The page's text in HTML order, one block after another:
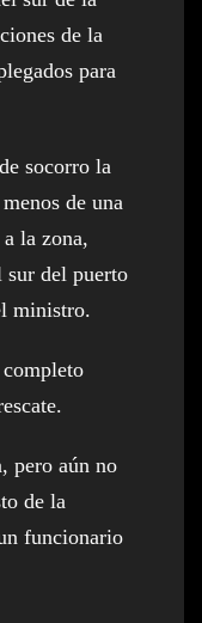
de la
para
socorro la
de una
la zona,
sur del puerto
ministro.
pero aún no
de la
funcionario